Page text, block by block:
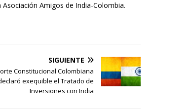
Amigos de India-Colombia.
SIGUIENTE
Constitucional Colombiana
exequible el Tratado de
Inversiones con India